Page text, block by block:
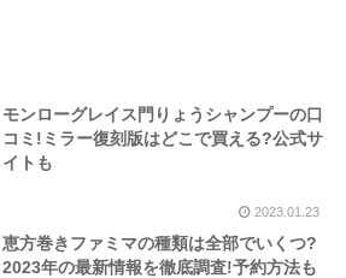
モンローグレイス門りょうシャンプーの口
コミ!ミラー復刻版はどこで買える?公式サ
イトも
2023.01.23
恵方巻きファミマの種類は全部でいくつ?
2023年の最新情報を徹底調査!予約方法も